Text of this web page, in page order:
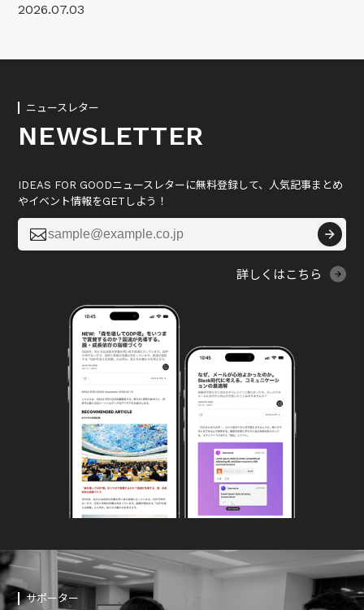
2026.07.03
ニュースレター
NEWSLETTER
IDEAS FOR GOODニュースレターに無料登録して、人気記事まとめ
やイベント情報をGETしよう！

詳しくはこちら
サポーター